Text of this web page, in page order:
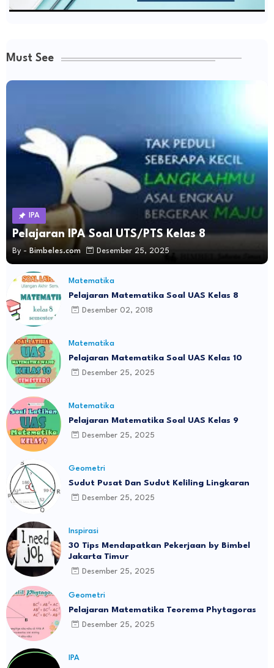
Must See
IPA
Pelajaran IPA Soal UTS/PTS Kelas 8
By - Bimbeles.com Desember 25, 2025
Matematika
Pelajaran Matematika Soal UAS Kelas 8
Desember 02, 2018
Matematika
Pelajaran Matematika Soal UAS Kelas 10
Desember 25, 2025
Matematika
Pelajaran Matematika Soal UAS Kelas 9
Desember 25, 2025
Geometri
Sudut Pusat Dan Sudut Keliling Lingkaran
Desember 25, 2025
Inspirasi
30 Tips Mendapatkan Pekerjaan by Bimbel
Jakarta Timur
Desember 25, 2025
Geometri
Pelajaran Matematika Teorema Phytagoras
Desember 25, 2025
IPA